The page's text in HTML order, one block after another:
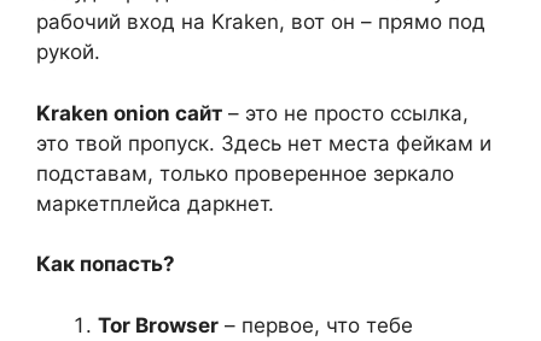
рабочий вход на Kraken, вот он – прямо под
рукой.
Kraken onion сайт – это не просто ссылка,
это твой пропуск. Здесь нет места фейкам и
подставам, только проверенное зеркало
маркетплейса даркнет.
Как попасть?
Tor Browser – первое, что тебе